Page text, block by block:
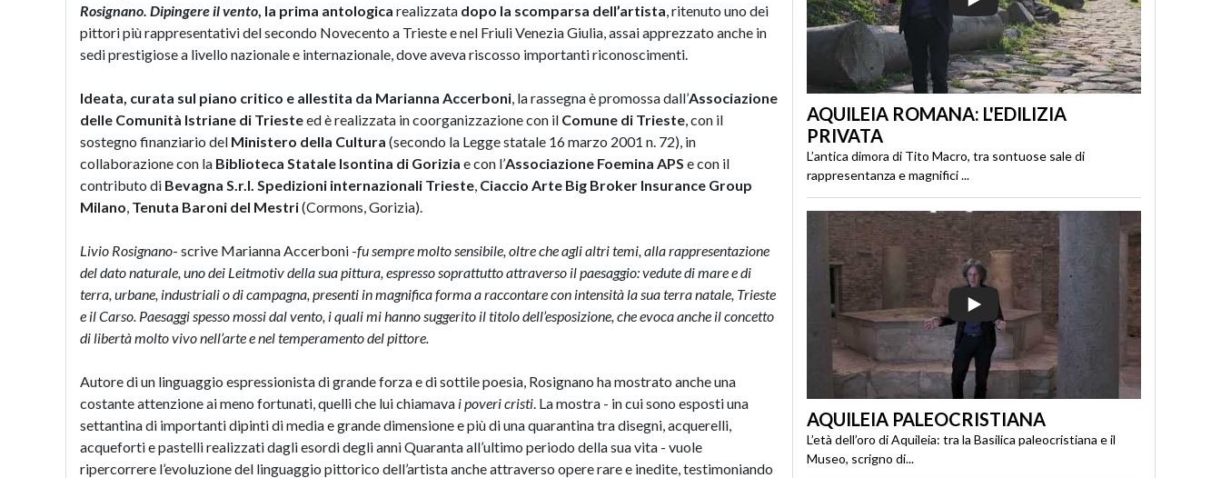
Rosignano. Dipingere il vento , la prima antologica realizzata dopo la scomparsa dell’artista , ritenuto uno dei
pittori più rappresentativi del secondo Novecento a Trieste e nel Friuli Venezia Giulia, assai apprezzato anche in
sedi prestigiose a livello nazionale e internazionale, dove aveva riscosso importanti riconoscimenti.
Ideata, curata sul piano critico e allestita da Marianna Accerboni , la rassegna è promossa dall’Associazione
delle Comunità Istriane di Triesteed è realizzata in coorganizzazione con il Comune di Trieste , con il
sostegno finanziario del Ministero della Cultura (secondo la Legge statale 16 marzo 2001 n. 72), in
collaborazione con la Biblioteca Statale Isontina di Gorizia e con l’Associazione Foemina APS e con il
contributo di Bevagna S.r.l. Spedizioni internazionali Trieste Ciaccio Arte Big Broker Insurance Group
Milano Tenuta Baroni del Mestri(Cormons, Gorizia).
Livio Rosignano- scrive Marianna Accerboni -fu sempre molto sensibile, oltre che agli altri temi, alla rappresentazione
del dato naturale, uno dei Leitmotiv della sua pittura, espresso soprattutto attraverso il paesaggio: vedute di mare e di
terra, urbane, industriali o di campagna, presenti in magnifica forma a raccontare con intensità la sua terra natale, Trieste
e il Carso. Paesaggi spesso mossi dal vento, i quali mi hanno suggerito il titolo dell’esposizione, che evoca anche il concetto
di libertà molto vivo nell’arte e nel temperamento del pittore.
Autore di un linguaggio espressionista di grande forza e di sottile poesia, Rosignano ha mostrato anche una
costante attenzione ai meno fortunati, quelli che lui chiamava i poveri cristi . La mostra - in cui sono esposti una
settantina di importanti dipinti di media e grande dimensione e più di una quarantina tra disegni, acquerelli,
acqueforti e pastelli realizzati dagli esordi degli anni Quaranta all’ultimo periodo della sua vita - vuole
ripercorrere l’evoluzione del linguaggio pittorico dell’artista anche attraverso opere rare e inedite, testimoniando
AQUILEIA ROMANA: L'EDILIZIA
PRIVATA
L’antica dimora di Tito Macro, tra sontuose sale di
rappresentanza e magnifici ...
AQUILEIA PALEOCRISTIANA
L’età dell’oro di Aquileia: tra la Basilica paleocristiana e il
Museo, scrigno di...